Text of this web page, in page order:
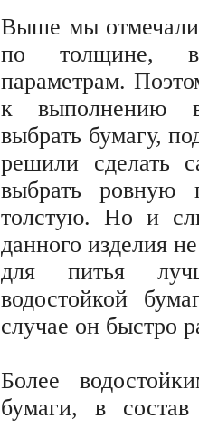
Выше мы
по толщине,
параметрам.
к выполнению
выбрать бумагу,
решили сделать
выбрать
толстую. Но и
данного изделия
для питья
водостойкой
случае он быстро
Более
бумаги, в